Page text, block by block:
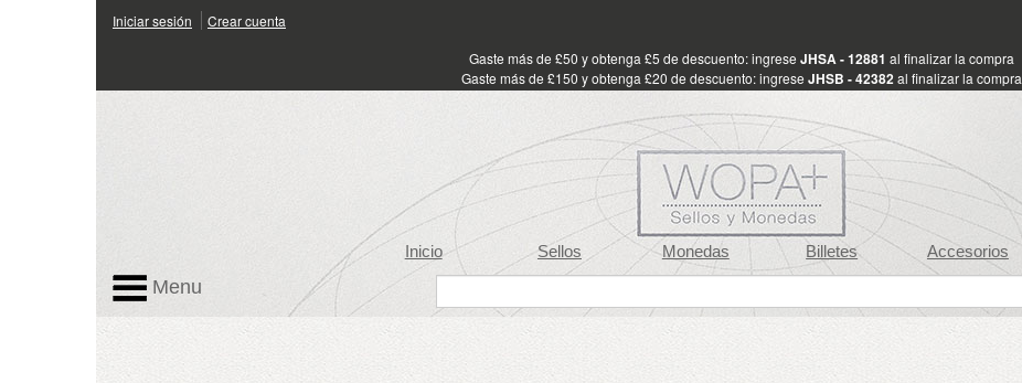
Iniciar sesión Crear cuenta
Gaste más de £50 y obtenga £5 de descuento: ingrese JHSA - 12881 al finalizar la compra
Gaste más de £150 y obtenga £20 de descuento: ingrese JHSB - 42382al finalizar la compra
Inicio Sellos Monedas Billetes Accesorios
Menu